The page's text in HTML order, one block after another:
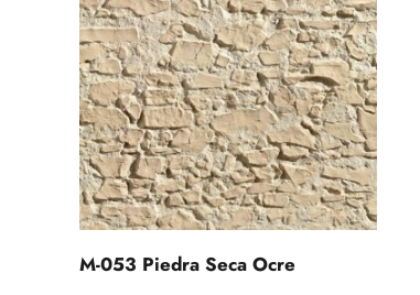
M-053 Piedra Seca Ocre